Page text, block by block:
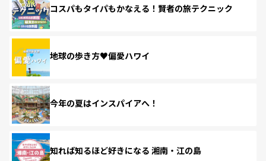
コスパもタイパもかなえる！賢者の旅テクニック
地球の歩き方♥偏愛ハワイ
今年の夏はインスパイアへ！
知れば知るほど好きになる 湘南・江の島